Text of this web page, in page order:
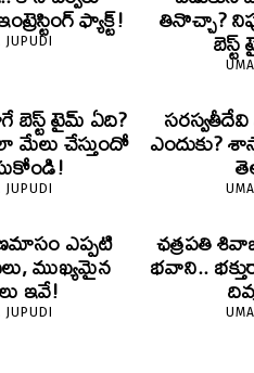
ఫ్యాక్ట్! తినొచ్చా?
బెస్ట్ టైమ్ ఏది?
చేస్తుందో ఎందుకు?
ఎప్పటి
ముఖ్యమైన
ఇవే!
ఛత్రపతి
భవాని..